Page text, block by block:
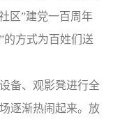
区”建党一百周年
的方式为百姓们送
备、观影凳进行全
逐渐热闹起来。放